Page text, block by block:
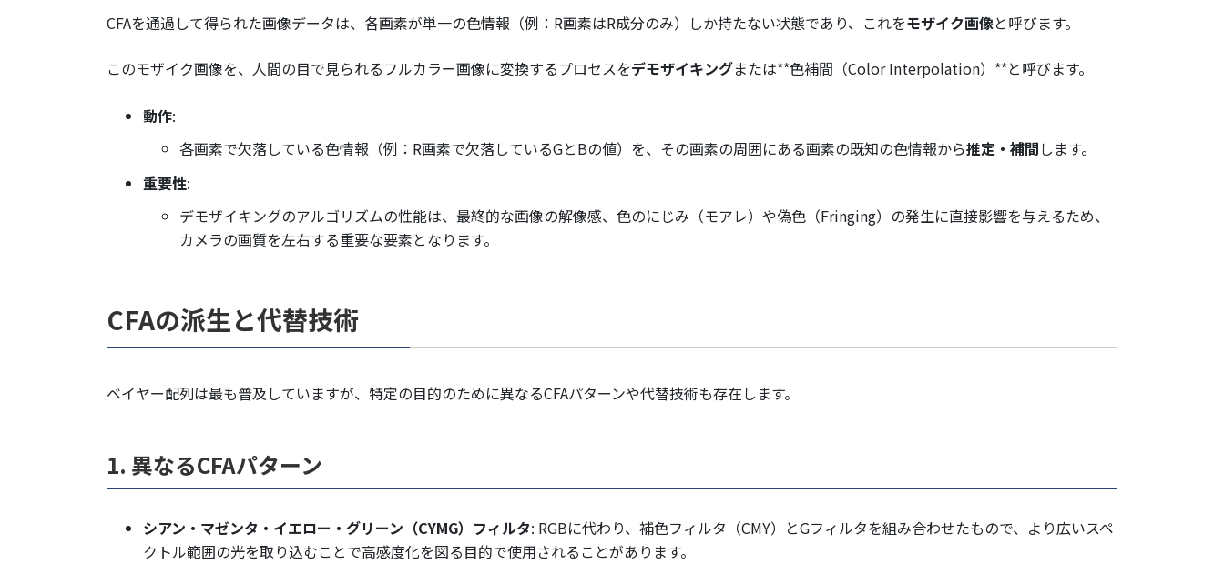
CFAを通過して得られた画像データは、各画素が単一の色情報（例：R画素はR成分のみ）しか持たない状態であり、これをモザイク画像と呼びます。
このモザイク画像を、人間の目で見られるフルカラー画像に変換するプロセスをデモザイキングまたは**色補間（Color Interpolation）**と呼びます。
動作:
各画素で欠落している色情報（例：R画素で欠落しているGとBの値）を、その画素の周囲にある画素の既知の色情報から推定・補間します。
重要性:
デモザイキングのアルゴリズムの性能は、最終的な画像の解像感、色のにじみ（モアレ）や偽色（Fringing）の発生に直接影響を与えるため、
カメラの画質を左右する重要な要素となります。
CFAの派生と代替技術
ベイヤー配列は最も普及していますが、特定の目的のために異なるCFAパターンや代替技術も存在します。
1. 異なるCFAパターン
シアン・マゼンタ・イエロー・グリーン（CYMG）フィルタ: RGBに代わり、補色フィルタ（CMY）とGフィルタを組み合わせたもので、より広いスペ
クトル範囲の光を取り込むことで高感度化を図る目的で使用されることがあります。